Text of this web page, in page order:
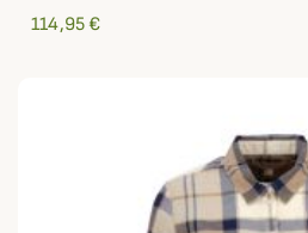
114,95 €